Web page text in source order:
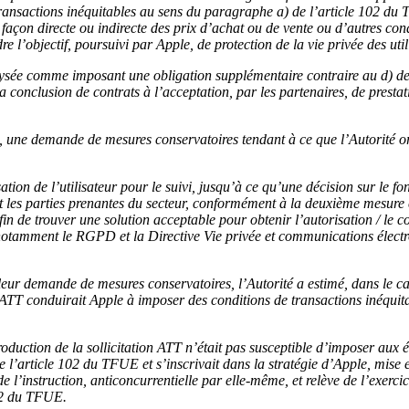
inéquitables au sens du paragraphe a) de l’article 102 du
directe ou indirecte des prix d’achat ou de vente ou d’autres
l’objectif, poursuivi par Apple, de protection de la vie privée des
comme imposant une obligation supplémentaire contraire au d)
de contrats à l’acceptation, par les partenaires, de
demande de mesures conservatoires tendant à ce que
de l’utilisateur pour le suivi, jusqu’à ce qu’une décision sur le
parties prenantes du secteur, conformément à la deuxième
de trouver une solution acceptable pour obtenir l’autorisation / le
le RGPD et la Directive Vie privée et communications
demande de mesures conservatoires, l’Autorité a estimé, dans le
conduirait Apple à imposer des conditions de transactions
de la sollicitation ATT n’était pas susceptible d’imposer
102 du TFUE et s’inscrivait dans la stratégie d’Apple,
l’instruction, anticoncurrentielle par elle-même, et relève de
du TFUE.